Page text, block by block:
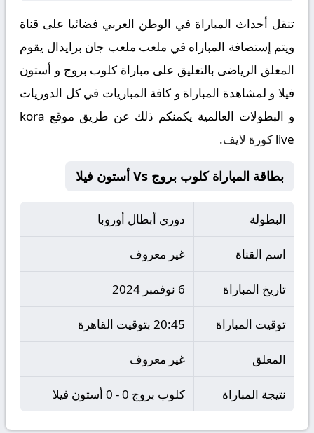
تنقل أحداث المباراة في الوطن العربي فضائيا على قناة
ويتم إستضافة المباراه في ملعب ملعب جان برايدال يقوم
المعلق الرياضى بالتعليق على مباراة كلوب بروج و أستون
فيلا و لمشاهدة المباراة و كافة المباريات في كل الدوريات
و البطولات العالمية يكمنكم ذلك عن طريق موقع kora
live كورة لايف.
بطاقة المباراة كلوب بروج Vs أستون فيلا
البطولة دوري أبطال أوروبا
اسم القناة غير معروف
تاريخ المباراة 6 نوفمبر 2024
توقيت المباراة 20:45 بتوقيت القاهرة
المعلق غير معروف
نتيجة المباراة كلوب بروج 0 - 0 أستون فيلا